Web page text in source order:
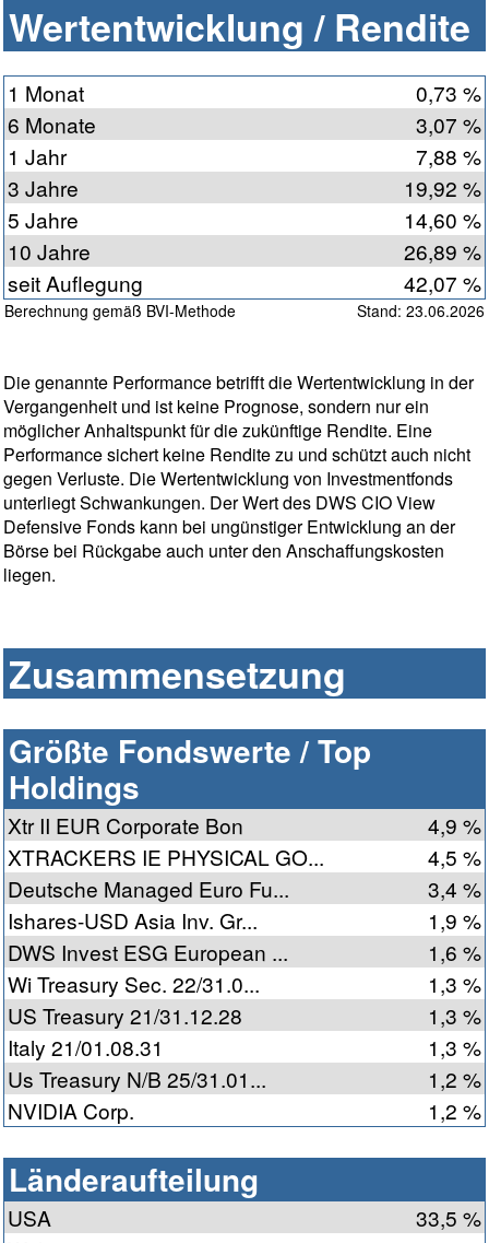
Wertentwicklung / Rendite
1 Monat
0,73 %
6 Monate
3,07 %
1 Jahr
7,88 %
3 Jahre
19,92 %
5 Jahre
14,60 %
10 Jahre
26,89 %
seit Auflegung
42,07 %
Berechnung gemäß BVI-Methode Stand: 23.06.2026
Die genannte Performance betrifft die Wertentwicklung in der
Vergangenheit und ist keine Prognose, sondern nur ein
möglicher Anhaltspunkt für die zukünftige Rendite. Eine
Performance sichert keine Rendite zu und schützt auch nicht
gegen Verluste. Die Wertentwicklung von Investmentfonds
unterliegt Schwankungen. Der Wert des DWS CIO View
Defensive Fonds kann bei ungünstiger Entwicklung an der
Börse bei Rückgabe auch unter den Anschaffungskosten
liegen.
Zusammensetzung
Größte Fondswerte / Top
Holdings
Xtr II EUR Corporate Bon
4,9 %
XTRACKERS IE PHYSICAL GO...
4,5 %
Deutsche Managed Euro Fu...
3,4 %
Ishares-USD Asia Inv. Gr...
1,9 %
DWS Invest ESG European ...
1,6 %
Wi Treasury Sec. 22/31.0...
1,3 %
US Treasury 21/31.12.28
1,3 %
Italy 21/01.08.31
1,3 %
Us Treasury N/B 25/31.01...
1,2 %
NVIDIA Corp.
1,2 %
Länderaufteilung
USA
33,5 %